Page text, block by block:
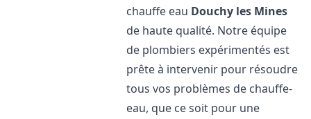
chauffe eau Douchy les Mines
de haute qualité. Notre équipe
de plombiers expérimentés est
prête à intervenir pour résoudre
tous vos problèmes de chauffe-
eau, que ce soit pour une